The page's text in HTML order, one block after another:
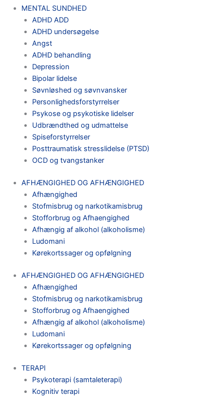
MENTAL SUNDHED
ADHD ADD
ADHD undersøgelse
Angst
ADHD behandling
Depression
Bipolar lidelse
Søvnløshed og søvnvansker
Personlighedsforstyrrelser
Psykose og psykotiske lidelser
Udbrændthed og udmattelse
Spiseforstyrrelser
Posttraumatisk stresslidelse (PTSD)
OCD og tvangstanker
AFHÆNGIGHED OG AFHÆNGIGHED
Afhængighed
Stofmisbrug og narkotikamisbrug
Stofforbrug og Afhaengighed
Afhængig af alkohol (alkoholisme)
Ludomani
Kørekortssager og opfølgning
AFHÆNGIGHED OG AFHÆNGIGHED
Afhængighed
Stofmisbrug og narkotikamisbrug
Stofforbrug og Afhaengighed
Afhængig af alkohol (alkoholisme)
Ludomani
Kørekortssager og opfølgning
TERAPI
Psykoterapi (samtaleterapi)
Kognitiv terapi